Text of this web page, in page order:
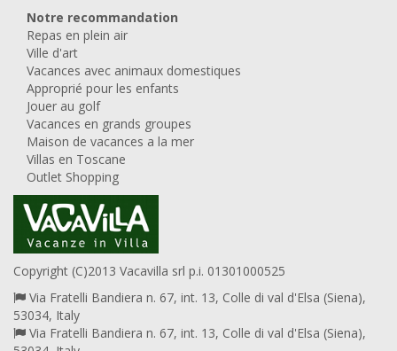
Notre recommandation
Repas en plein air
Ville d'art
Vacances avec animaux domestiques
Approprié pour les enfants
Jouer au golf
Vacances en grands groupes
Maison de vacances a la mer
Villas en Toscane
Outlet Shopping
Copyright (C)2013 Vacavilla srl p.i. 01301000525
Via Fratelli Bandiera n. 67, int. 13, Colle di val d'Elsa (Siena),
53034, Italy
Via Fratelli Bandiera n. 67, int. 13, Colle di val d'Elsa (Siena),